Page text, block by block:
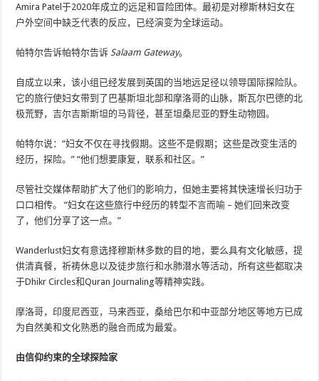
Amira Patel于2020年成立的远足和冒险团体。最初是对穆斯林妇女在
户外空间中缺乏代表的反应，已经演变为全球运动。
帕特尔告诉帕特尔告诉 Salaam Gateway。
自成立以来，该小组已经发展到英国的当地远足径以领导国际探险队。
它的旅行使妇女带到了巴基斯坦北部和摩洛哥的山脉，斯瓦尔巴德的北
极荒野，吉尔吉斯斯坦的马背径，甚至坦桑尼亚的野生动物园。
帕特尔说：“妇女不仅在寻找假期。这些不是假期；这些是改变生活的
经历，探险。” “他们想要康复，联系和社区。”
尽管社交媒体帮助扩大了他们的影响力，但她主要将其快速增长归功于
口口相传。 “妇女在这些旅行中经历的转型不言而喻 – 她们回来改变
了，他们分享了这一点。”
Wanderlust妇女有意选择穆斯林多数的目的地，要么具有文化敏感，提
供清真餐，祈祷休息以及徒步旅行和水肺潜水等活动，所有这些都取决
于Dhikr Circles和Quran Journaling等精神实践。
摩洛哥，印度尼西亚，马来西亚，桑给巴尔和中亚部分地区等地方已成
为自然美和文化熟悉的融合而成为最爱。
由信仰约束的全球探险家